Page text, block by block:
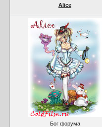
Alice
Бог форума